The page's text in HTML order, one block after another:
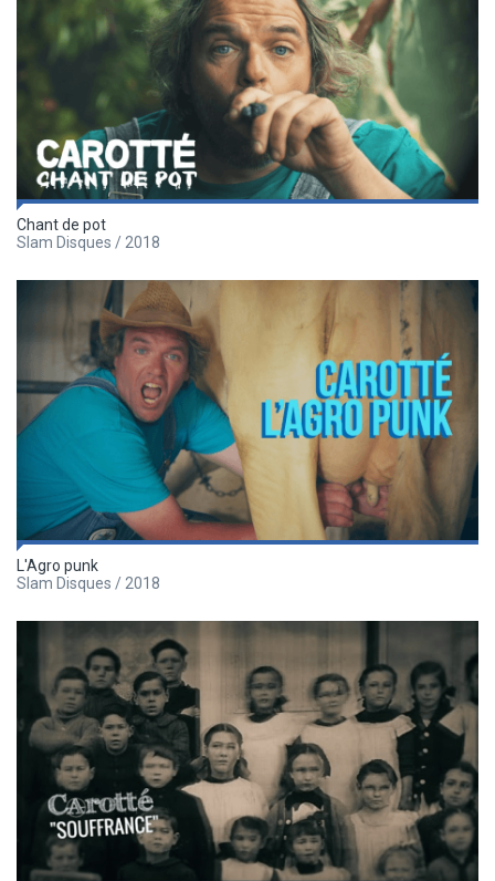
Chant de pot
Slam Disques / 2018
L'Agro punk
Slam Disques / 2018